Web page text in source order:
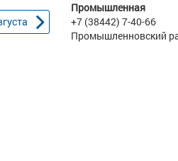
Промышленная
+7 (38442) 7-40-66
Промышленновский